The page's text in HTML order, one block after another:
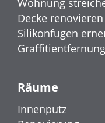
Wohnung
Decke renovieren
Silikonfugen
Graffitientfernung
Räume
Innenputz